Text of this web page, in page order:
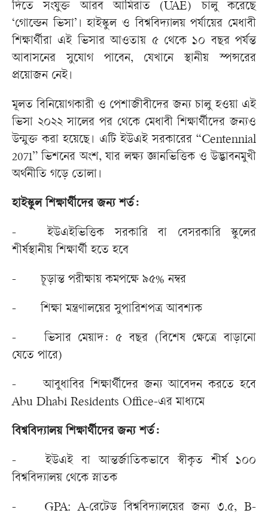
দিতে সংযুক্ত আরব আমিরাত (UAE) চালু করেছে
‘গোল্ডেন ভিসা’। হাইস্কুল ও বিশ্ববিদ্যালয় পর্যায়ের মেধাবী
শিক্ষার্থীরা এই ভিসার আওতায় ৫ থেকে ১০ বছর পর্যন্ত
আবাসনের সুযোগ পাবেন, যেখানে স্থানীয় স্পন্সরের
প্রয়োজন নেই।
মূলত বিনিয়োগকারী ও পেশাজীবীদের জন্য চালু হওয়া এই
ভিসা ২০২২ সালের পর থেকে মেধাবী শিক্ষার্থীদের জন্যও
উন্মুক্ত করা হয়েছে। এটি ইউএই সরকারের “Centennial
2071” ভিশনের অংশ, যার লক্ষ্য জ্ঞানভিত্তিক ও উদ্ভাবনমুখী
অর্থনীতি গড়ে তোলা।
হাইস্কুল শিক্ষার্থীদের জন্য শর্ত:
-
ইউএইভিত্তিক সরকারি বা বেসরকারি স্কুলের
শীর্ষস্থানীয় শিক্ষার্থী হতে হবে
- চূড়ান্ত পরীক্ষায় কমপক্ষে ৯৫% নম্বর
- শিক্ষা মন্ত্রণালয়ের সুপারিশপত্র আবশ্যক
-
ভিসার মেয়াদ: ৫ বছর (বিশেষ ক্ষেত্রে বাড়ানো
যেতে পারে)
-
আবুধাবির শিক্ষার্থীদের জন্য আবেদন করতে হবে
Abu Dhabi Residents Office-এর মাধ্যমে
বিশ্ববিদ্যালয় শিক্ষার্থীদের জন্য শর্ত:
-
ইউএই বা আন্তর্জাতিকভাবে স্বীকৃত শীর্ষ ১০০
বিশ্ববিদ্যালয় থেকে স্নাতক
-
GPA: A-রেটেড বিশ্ববিদ্যালয়ের জন্য ৩.৫, B-